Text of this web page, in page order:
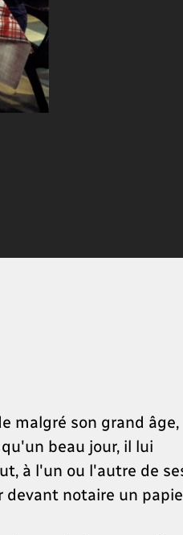
malgré son grand âge,
beau jour, il lui
à l'un ou l'autre de
devant notaire un